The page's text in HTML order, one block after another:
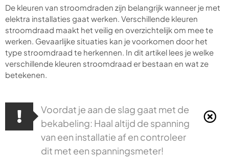
De kleuren van stroomdraden zijn belangrijk wanneer je met
elektra installaties gaat werken. Verschillende kleuren
stroomdraad maakt het veilig en overzichtelijk om mee te
werken. Gevaarlijke situaties kan je voorkomen door het
type stroomdraad te herkennen. In dit artikel lees je welke
verschillende kleuren stroomdraad er bestaan en wat ze
betekenen.
Voordat je aan de slag gaat met de
bekabeling: Haal altijd de spanning
van een installatie af en controleer
dit met een spanningsmeter!